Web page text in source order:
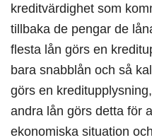
kreditvärdighet som
tillbaka de pengar de
flesta lån görs en
bara snabblån och så
görs en
andra lån görs detta för
ekonomiska situation